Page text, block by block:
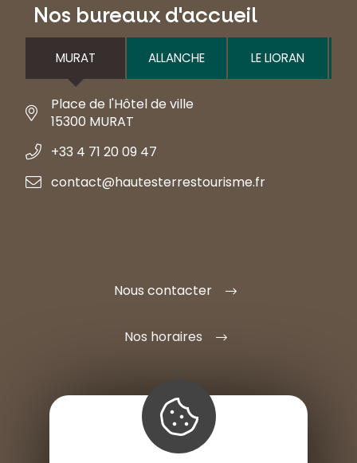
Nos bureaux d'accueil
MURAT ALLANCHE LE LIORAN
Place de l'Hôtel de ville
15300 MURAT
+33 4 71 20 09 47
contact@hautesterrestourisme.fr
Nous contacter
Nos horaires
S'INSTALLER ICI